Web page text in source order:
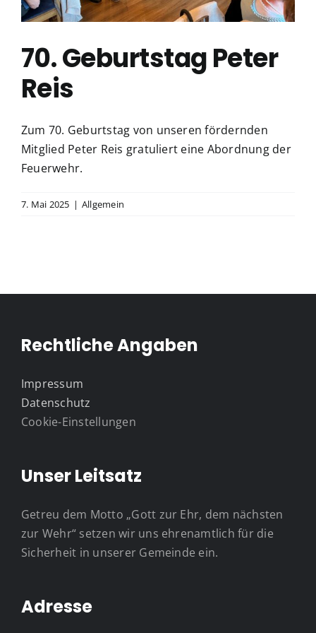
70. Geburtstag Peter
Reis
Zum 70. Geburtstag von unseren fördernden
Mitglied Peter Reis gratuliert eine Abordnung der
Feuerwehr.
7. Mai 2025 | Allgemein
Rechtliche Angaben
Impressum
Datenschutz
Cookie-Einstellungen
Unser Leitsatz
Getreu dem Motto „Gott zur Ehr, dem nächsten
zur Wehr“ setzen wir uns ehrenamtlich für die
Sicherheit in unserer Gemeinde ein.
Adresse